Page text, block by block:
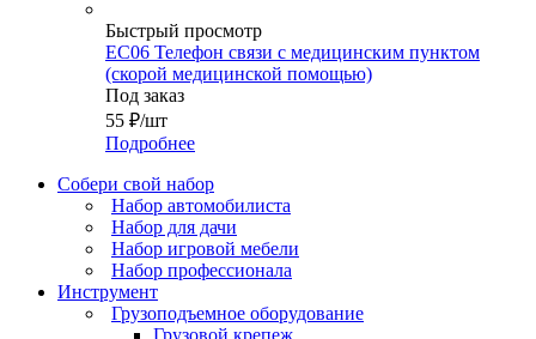
Быстрый просмотр
EC06 Телефон связи с медицинским пунктом
(скорой медицинской помощью)
Под заказ
55 ₽/шт
Подробнее
Собери свой набор
Набор автомобилиста
Набор для дачи
Набор игровой мебели
Набор профессионала
Инструмент
Грузоподъемное оборудование